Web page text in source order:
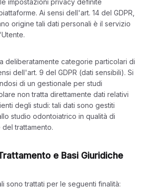
impostazioni privacy definite
Ai sensi dell'art. 14 del GDPR,
origine tali dati personali è il servizio
deliberatamente categorie particolari di
dell'art. 9 del GDPR (dati sensibili). Si
di un gestionale per studi
non tratta direttamente dati relativi
degli studi: tali dati sono gestiti
studio odontoiatrico in qualità di
trattamento.
e Basi Giuridiche
sono trattati per le seguenti finalità: